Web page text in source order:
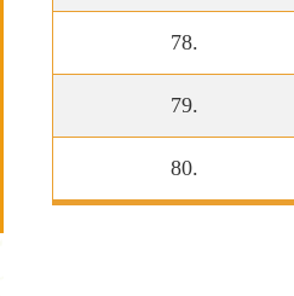
78.
79.
80.